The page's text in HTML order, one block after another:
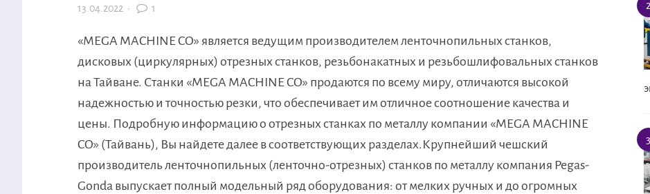
13.04.2022 · 1
«MEGA MACHINE CO» является ведущим производителем ленточнопильных станков,
дисковых (циркулярных) отрезных станков, резьбонакатных и резьбошлифовальных станков
на Тайване. Станки «MEGA MACHINE CO» продаются по всему миру, отличаются высокой
надежностью и точностью резки, что обеспечивает им отличное соотношение качества и
цены. Подробную информацию о отрезных станках по металлу компании «MEGA MACHINE
CO» (Тайвань), Вы найдете далее в соответствующих разделах.Крупнейший чешский
производитель ленточнопильных (ленточно-отрезных) станков по металлу компания Pegas-
Gonda выпускает полный модельный ряд оборудования: от мелких ручных и до огромных